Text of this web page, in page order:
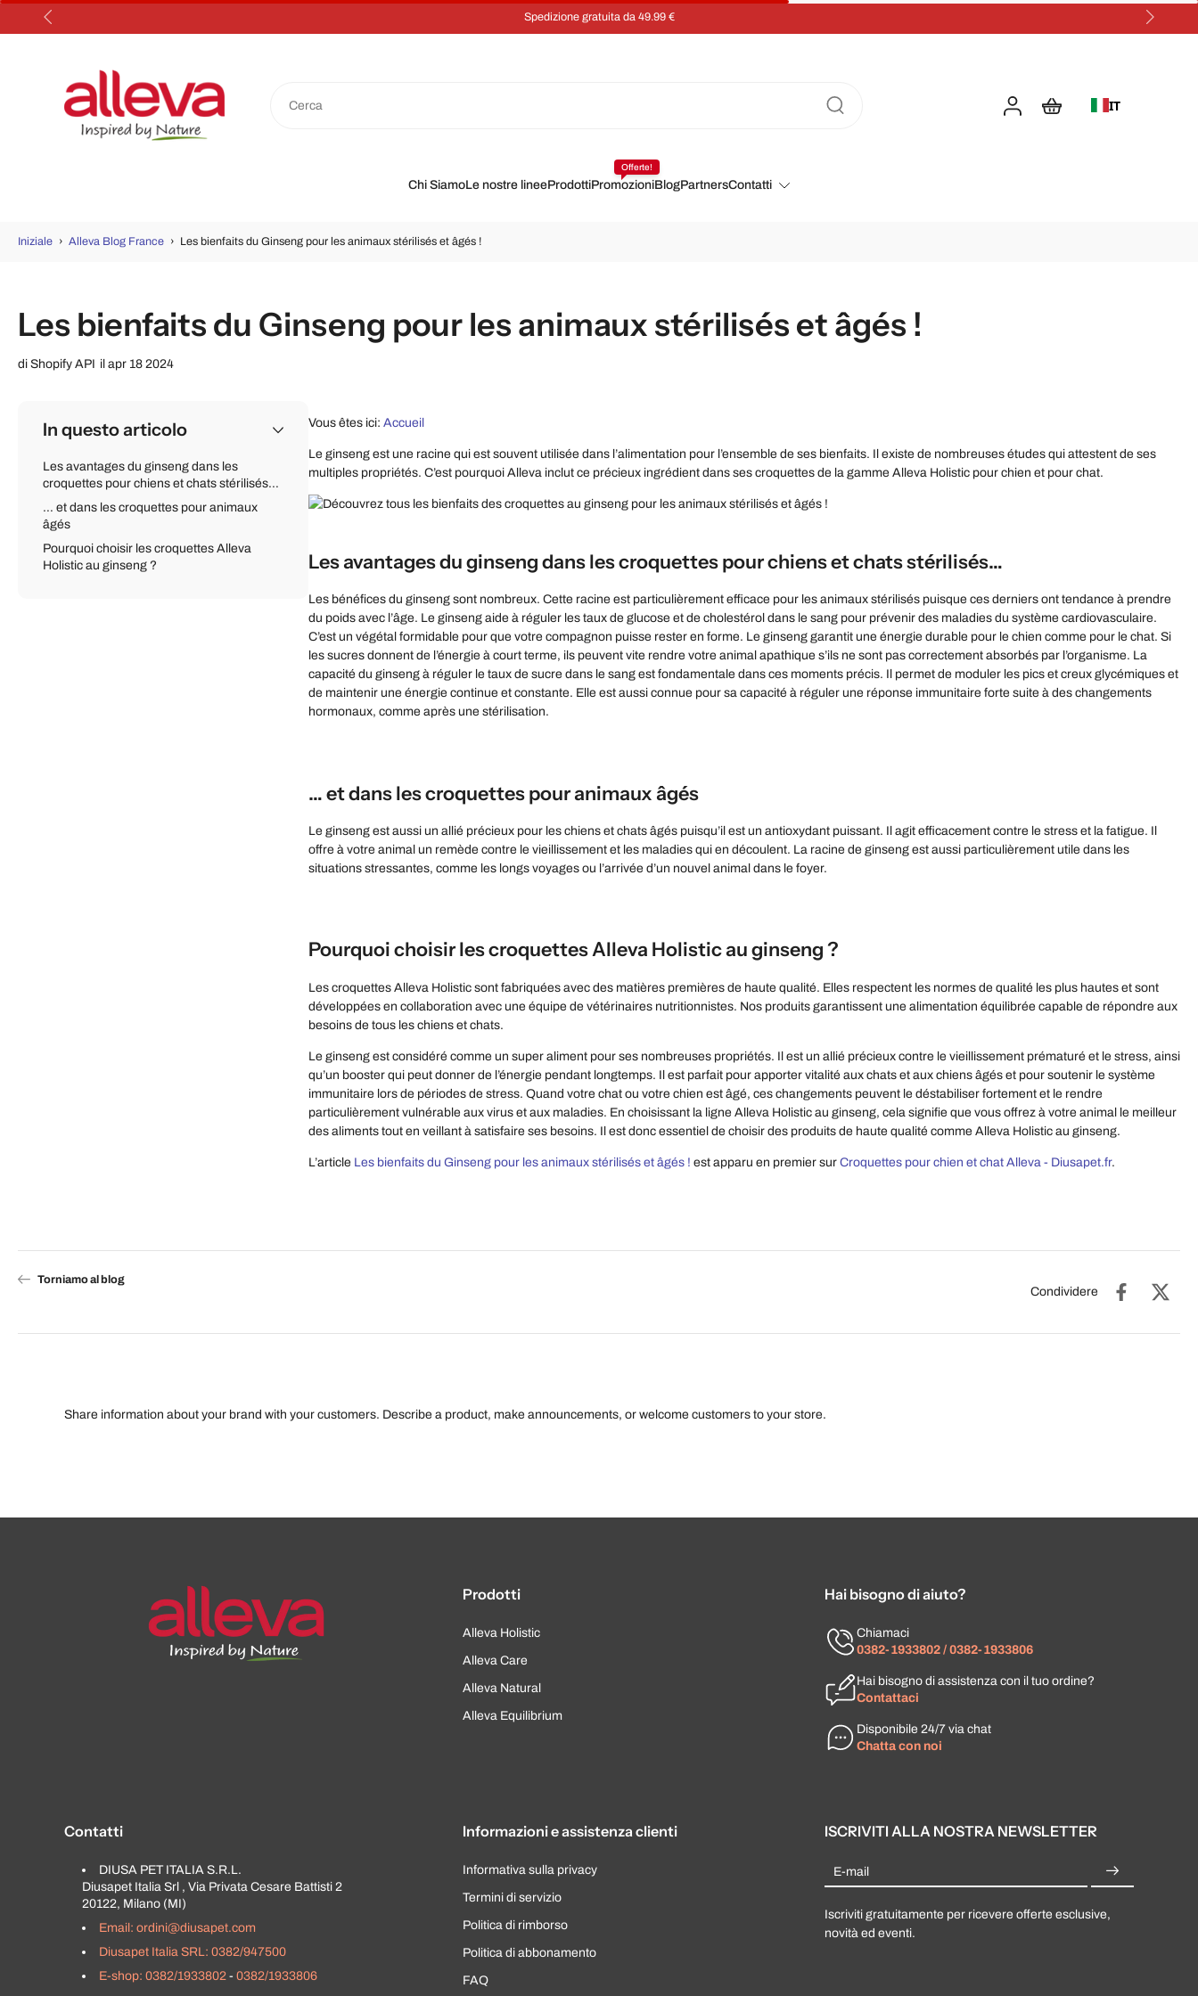
Salta
Spedizione gratuita da 49.99 €
IT
Chi SiamoLe nostre lineeProdottiPromozioni
Offerte!
BlogPartnersContatti
Iniziale › Alleva Blog France › Les bienfaits du Ginseng pour les animaux stérilisés et âgés !
Les bienfaits du Ginseng pour les animaux stérilisés et âgés !
di Shopify API il apr 18 2024
In questo articolo
Les avantages du ginseng dans les
croquettes pour chiens et chats stérilisés…
… et dans les croquettes pour animaux
âgés
Pourquoi choisir les croquettes Alleva
Holistic au ginseng ?
Vous êtes ici: Accueil
Le ginseng est une racine qui est souvent utilisée dans l’alimentation pour l’ensemble de ses bienfaits. Il existe de nombreuses études qui attestent de ses
multiples propriétés. C’est pourquoi Alleva inclut ce précieux ingrédient dans ses croquettes de la gamme Alleva Holistic pour chien et pour chat.
Les avantages du ginseng dans les croquettes pour chiens et chats stérilisés…
Les bénéfices du ginseng sont nombreux. Cette racine est particulièrement efficace pour les animaux stérilisés puisque ces derniers ont tendance à prendre
du poids avec l’âge. Le ginseng aide à réguler les taux de glucose et de cholestérol dans le sang pour prévenir des maladies du système cardiovasculaire.
C’est un végétal formidable pour que votre compagnon puisse rester en forme. Le ginseng garantit une énergie durable pour le chien comme pour le chat. Si
les sucres donnent de l’énergie à court terme, ils peuvent vite rendre votre animal apathique s’ils ne sont pas correctement absorbés par l’organisme. La
capacité du ginseng à réguler le taux de sucre dans le sang est fondamentale dans ces moments précis. Il permet de moduler les pics et creux glycémiques et
de maintenir une énergie continue et constante. Elle est aussi connue pour sa capacité à réguler une réponse immunitaire forte suite à des changements
hormonaux, comme après une stérilisation.
… et dans les croquettes pour animaux âgés
Le ginseng est aussi un allié précieux pour les chiens et chats âgés puisqu’il est un antioxydant puissant. Il agit efficacement contre le stress et la fatigue. Il
offre à votre animal un remède contre le vieillissement et les maladies qui en découlent. La racine de ginseng est aussi particulièrement utile dans les
situations stressantes, comme les longs voyages ou l’arrivée d’un nouvel animal dans le foyer.
Pourquoi choisir les croquettes Alleva Holistic au ginseng ?
Les croquettes Alleva Holistic sont fabriquées avec des matières premières de haute qualité. Elles respectent les normes de qualité les plus hautes et sont
développées en collaboration avec une équipe de vétérinaires nutritionnistes. Nos produits garantissent une alimentation équilibrée capable de répondre aux
besoins de tous les chiens et chats.
Le ginseng est considéré comme un super aliment pour ses nombreuses propriétés. Il est un allié précieux contre le vieillissement prématuré et le stress, ainsi
qu’un booster qui peut donner de l’énergie pendant longtemps. Il est parfait pour apporter vitalité aux chats et aux chiens âgés et pour soutenir le système
immunitaire lors de périodes de stress. Quand votre chat ou votre chien est âgé, ces changements peuvent le déstabiliser fortement et le rendre
particulièrement vulnérable aux virus et aux maladies. En choisissant la ligne Alleva Holistic au ginseng, cela signifie que vous offrez à votre animal le meilleur
des aliments tout en veillant à satisfaire ses besoins. Il est donc essentiel de choisir des produits de haute qualité comme Alleva Holistic au ginseng.
L’article Les bienfaits du Ginseng pour les animaux stérilisés et âgés ! est apparu en premier sur Croquettes pour chien et chat Alleva - Diusapet.fr.
Torniamo al blog
Condividere
Share information about your brand with your customers. Describe a product, make announcements, or welcome customers to your store.
Prodotti
Alleva Holistic
Alleva Care
Alleva Natural
Alleva Equilibrium
Hai bisogno di aiuto?
Chiamaci
0382-1933802 / 0382-1933806
Hai bisogno di assistenza con il tuo ordine?
Contattaci
Disponibile 24/7 via chat
Chatta con noi
Contatti
DIUSA PET ITALIA S.R.L.
Diusapet Italia Srl , Via Privata Cesare Battisti 2
20122, Milano (MI)
Email: ordini@diusapet.com
Diusapet Italia SRL: 0382/947500
E-shop: 0382/1933802 -0382/1933806
Informazioni e assistenza clienti
Informativa sulla privacy
Termini di servizio
Politica di rimborso
Politica di abbonamento
FAQ
ISCRIVITI ALLA NOSTRA NEWSLETTER
E-mail
Iscriviti gratuitamente per ricevere offerte esclusive,
novità ed eventi.